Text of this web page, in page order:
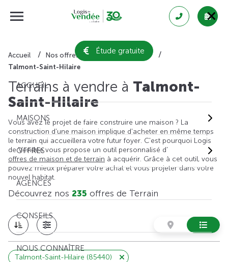
Étude gratuite
ACCUEIL
MAISONS
OFFRES
AGENCES
CONSEILS
NOUS CONNAÎTRE
Accueil Nos offres de terrain
Vendée
Talmont-Saint-Hilaire
Terrains à vendre à Talmont-
Saint-Hilaire
Vous avez le projet de faire construire une maison ? La
construction d'une maison implique d'acheter en même temps
le terrain qui accueillera votre futur foyer. C'est pourquoi Logis
de Vendée vous propose un outil personnalisé d'
offres de maison et de terrain à acquérir. Grâce à cet outil, vous
pouvez mieux préparer votre achat et vous projeter dans votre
nouvel habitat.
Découvrez nos 235 offres de Terrain
Talmont-Saint-Hilaire (85440)